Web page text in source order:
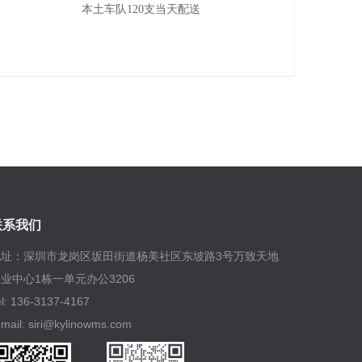
本土车队120支当天配送
我们
：深圳市龙岗区坂田街道杨美社区东坡路3号万致天地
中心1栋一单元办公3206
136-3137-4167
siri@kylinowms.com
：www.kylinowms.com